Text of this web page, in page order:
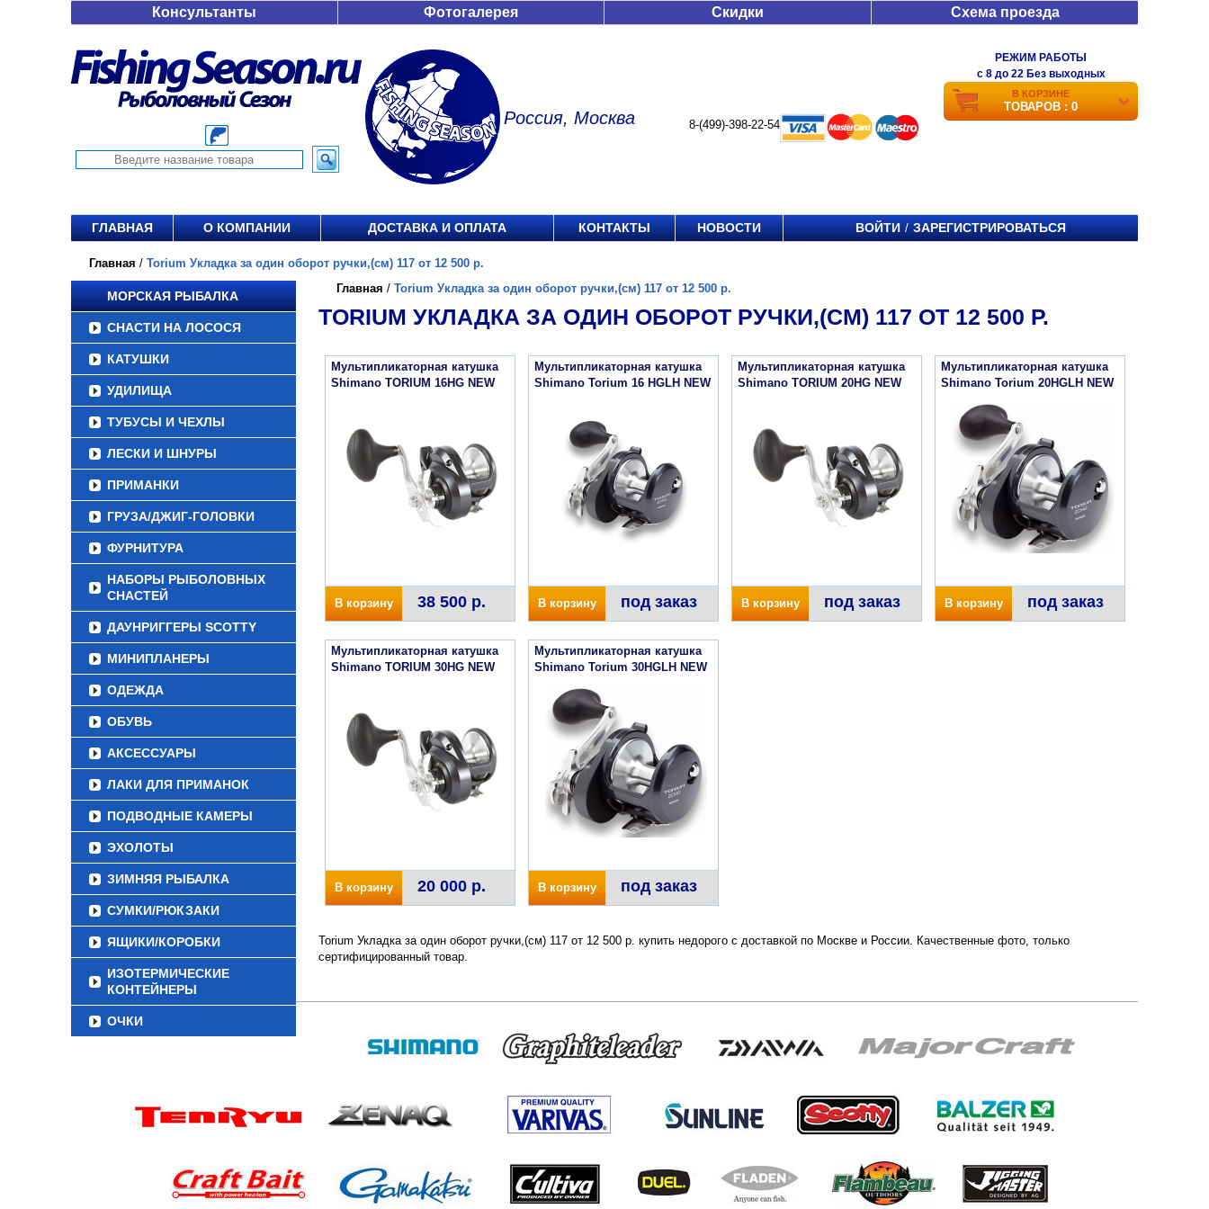
Консультанты Фотогалерея Скидки Схема проезда
Россия, Москва 8-(499)-398-22-54
РЕЖИМ РАБОТЫ
c 8 до 22 Без выходных
В КОРЗИНЕ
ТОВАРОВ : 0
ГЛАВНАЯ О КОМПАНИИ ДОСТАВКА И ОПЛАТА КОНТАКТЫ НОВОСТИ ВОЙТИ / ЗАРЕГИСТРИРОВАТЬСЯ
Главная / Torium Укладка за один оборот ручки,(см) 117 от 12 500 р.
МОРСКАЯ РЫБАЛКА
СНАСТИ НА ЛОСОСЯ
КАТУШКИ
УДИЛИЩА
ТУБУСЫ И ЧЕХЛЫ
ЛЕСКИ И ШНУРЫ
ПРИМАНКИ
ГРУЗА/ДЖИГ-ГОЛОВКИ
ФУРНИТУРА
НАБОРЫ РЫБОЛОВНЫХ
СНАСТЕЙ
ДАУНРИГГЕРЫ SCOTTY
МИНИПЛАНЕРЫ
ОДЕЖДА
ОБУВЬ
АКСЕССУАРЫ
ЛАКИ ДЛЯ ПРИМАНОК
ПОДВОДНЫЕ КАМЕРЫ
ЭХОЛОТЫ
ЗИМНЯЯ РЫБАЛКА
СУМКИ/РЮКЗАКИ
ЯЩИКИ/КОРОБКИ
ИЗОТЕРМИЧЕСКИЕ
КОНТЕЙНЕРЫ
ОЧКИ
Главная / Torium Укладка за один оборот ручки,(см) 117 от 12 500 р.
TORIUM УКЛАДКА ЗА ОДИН ОБОРОТ РУЧКИ,(СМ) 117 ОТ 12 500 Р.
Мультипликаторная катушка
Shimano TORIUM 16HG NEW
В корзину 38 500 р.
Мультипликаторная катушка
Shimano Torium 16 HGLH NEW
В корзину под заказ
Мультипликаторная катушка
Shimano TORIUM 20HG NEW
В корзину под заказ
Мультипликаторная катушка
Shimano Torium 20HGLH NEW
В корзину под заказ
Мультипликаторная катушка
Shimano TORIUM 30HG NEW
В корзину 20 000 р.
Мультипликаторная катушка
Shimano Torium 30HGLH NEW
В корзину под заказ
Torium Укладка за один оборот ручки,(см) 117 от 12 500 р. купить недорого с доставкой по Москве и России. Качественные фото, только
сертифицированный товар.